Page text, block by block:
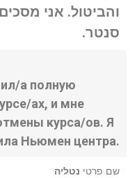
והביטול. אני
סנטר.
а полную
ах, и мне
курса/ов. Я
Ньюмен центра.
שם פרטי נטליה